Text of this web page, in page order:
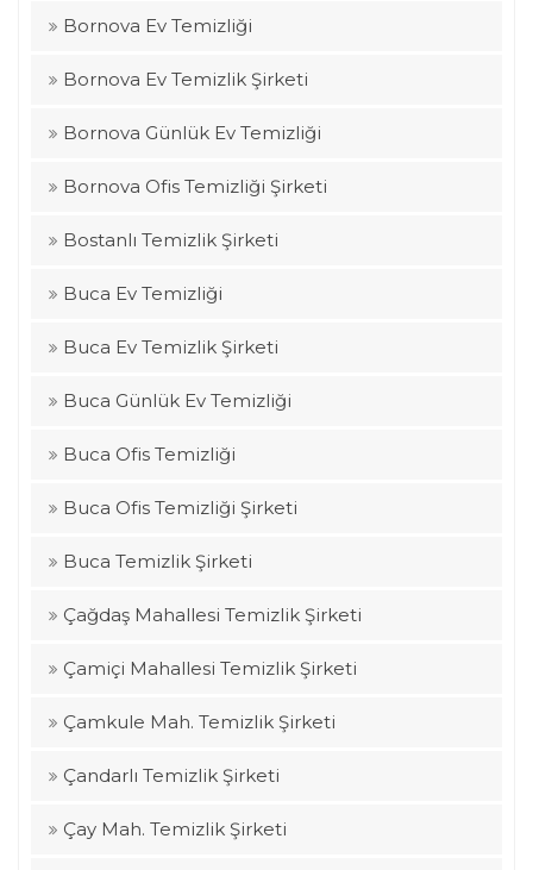
Bornova Ev Temizliği
Bornova Ev Temizlik Şirketi
Bornova Günlük Ev Temizliği
Bornova Ofis Temizliği Şirketi
Bostanlı Temizlik Şirketi
Buca Ev Temizliği
Buca Ev Temizlik Şirketi
Buca Günlük Ev Temizliği
Buca Ofis Temizliği
Buca Ofis Temizliği Şirketi
Buca Temizlik Şirketi
Çağdaş Mahallesi Temizlik Şirketi
Çamiçi Mahallesi Temizlik Şirketi
Çamkule Mah. Temizlik Şirketi
Çandarlı Temizlik Şirketi
Çay Mah. Temizlik Şirketi